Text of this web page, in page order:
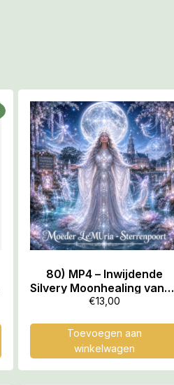
80) MP4 – Inwijdende
Silvery Moonhealing vanuit
de Sterrenpoort
€13,00
Toevoegen aan
winkelwagen